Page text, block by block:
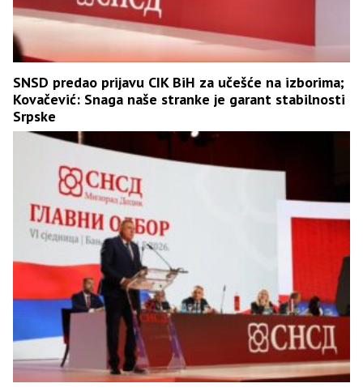
SNSD predao prijavu CIK BiH za učešće na izborima;
Kovačević: Snaga naše stranke je garant stabilnosti
Srpske